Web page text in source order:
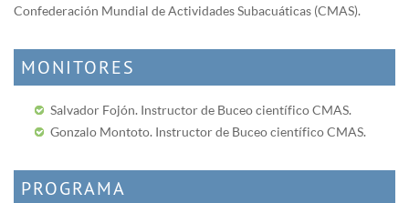
Confederación Mundial de Actividades Subacuáticas (CMAS).
MONITORES
Salvador Fojón. Instructor de Buceo científico CMAS.
Gonzalo Montoto. Instructor de Buceo científico CMAS.
PROGRAMA